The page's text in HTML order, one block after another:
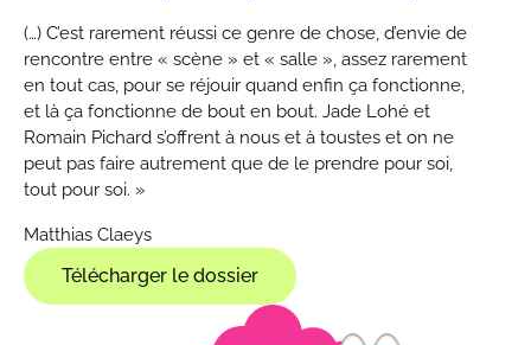
(…) C’est rarement réussi ce genre de chose, d’envie de
rencontre entre « scène » et « salle », assez rarement
en tout cas, pour se réjouir quand enfin ça fonctionne,
et là ça fonctionne de bout en bout. Jade Lohé et
Romain Pichard s’offrent à nous et à toustes et on ne
peut pas faire autrement que de le prendre pour soi,
tout pour soi. »
Matthias Claeys
Télécharger le dossier